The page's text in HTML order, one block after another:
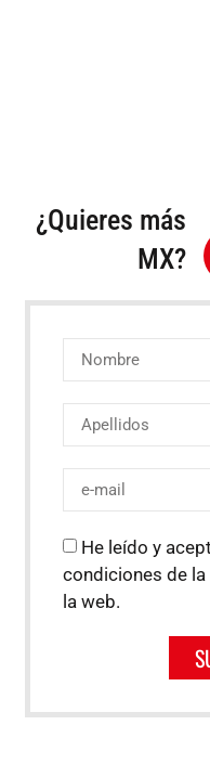
¿Quieres más
MX?
He leído y
condiciones de
la web.